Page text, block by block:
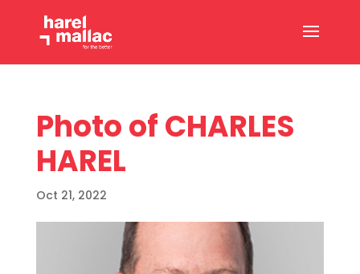
Photo of CHARLES
HAREL
Oct 21, 2022